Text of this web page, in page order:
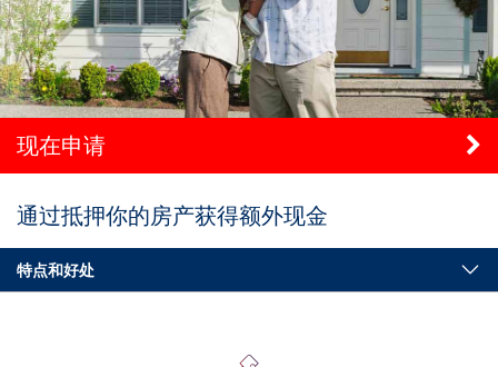
通过抵押你的房产获得额外现金
现在申请
特点和好处